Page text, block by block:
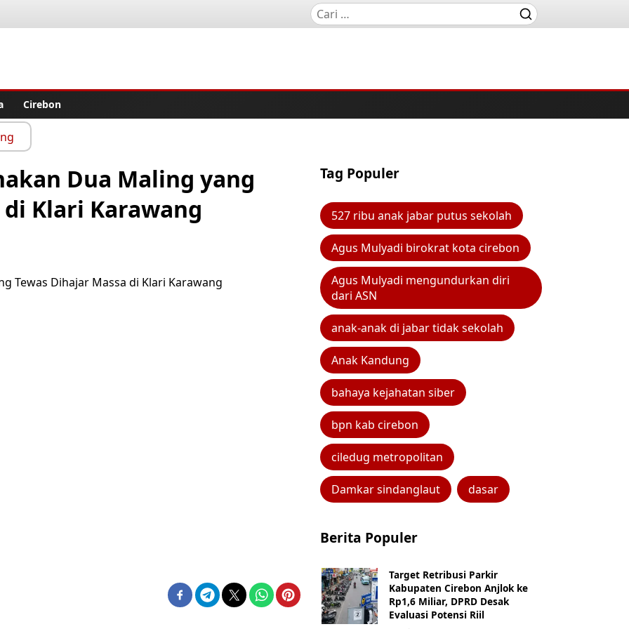
Cirebon
Dua Maling yang
Klari Karawang
Tag Populer
527 ribu anak jabar putus sekolah
Agus Mulyadi birokrat kota cirebon
Agus Mulyadi mengundurkan diri
dari ASN
anak-anak di jabar tidak sekolah
Anak Kandung
bahaya kejahatan siber
bpn kab cirebon
ciledug metropolitan
Damkar sindanglaut dasar
Berita Populer
Target Retribusi Parkir
Kabupaten Cirebon Anjlok ke
Rp1,6 Miliar, DPRD Desak
Evaluasi Potensi Riil